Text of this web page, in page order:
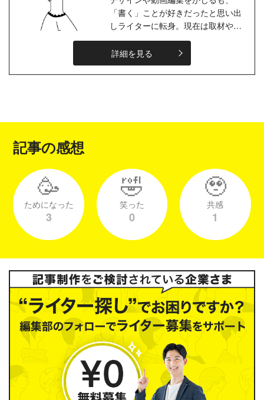
「書く」ことが好きだったと思い出
しライターに転身。現在は取材や
SEO記事をメインに執筆中。一児と
一匹（猫）の母で、毎日わちゃわち
ゃと暮らし...
詳細を見る
記事の感想
🥳
ためになった
3
🤣
笑った
0
🥹
共感
1